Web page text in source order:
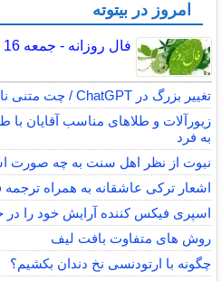
امروز در بیتوته
فال روزانه - جمعه 16 مرداد 1405
تغییر بزرگ در ChatGPT / چت متنی نامحدود و رایگان
زیورآلات و طلاهای مناسب آقایان
به فرد
نبوت از نظر اهل سنت به چه صورت
اشعار ترکی عاشقانه به همراه
اسپری فیکس کننده آرایش خود را در
روش های متفاوت بافت لیف
چگونه با ارتودنسی نخ دندان بکشیم؟